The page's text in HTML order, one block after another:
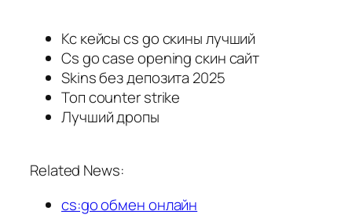
Кс кейсы cs go скины лучший
Cs go case opening скин сайт
Skins без депозита 2025
Топ counter strike
Лучший дропы
Related News:
cs:go обмен онлайн